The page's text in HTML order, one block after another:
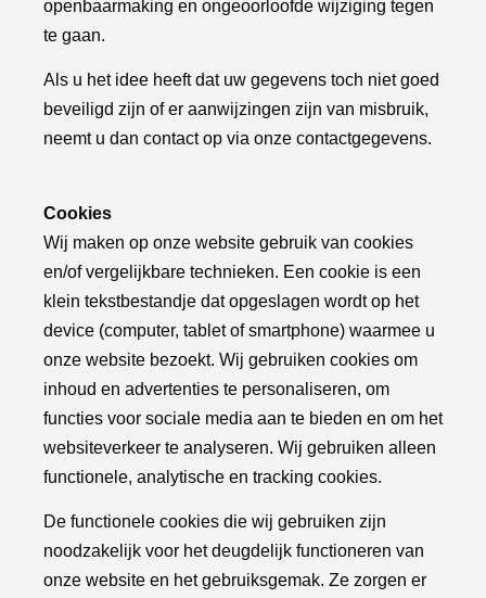
openbaarmaking en ongeoorloofde wijziging tegen
te gaan.
Als u het idee heeft dat uw gegevens toch niet goed
beveiligd zijn of er aanwijzingen zijn van misbruik,
neemt u dan contact op via onze contactgegevens.
Cookies
Wij maken op onze website gebruik van cookies
en/of vergelijkbare technieken. Een cookie is een
klein tekstbestandje dat opgeslagen wordt op het
device (computer, tablet of smartphone) waarmee u
onze website bezoekt. Wij gebruiken cookies om
inhoud en advertenties te personaliseren, om
functies voor sociale media aan te bieden en om het
websiteverkeer te analyseren. Wij gebruiken alleen
functionele, analytische en tracking cookies.
De functionele cookies die wij gebruiken zijn
noodzakelijk voor het deugdelijk functioneren van
onze website en het gebruiksgemak. Ze zorgen er